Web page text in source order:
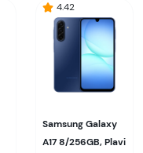
4.42
Samsung Galaxy
A17 8/256GB, Plavi